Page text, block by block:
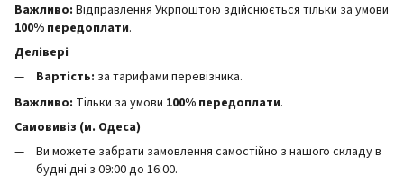
Важливо: Відправлення Укрпоштою здійснюється тільки за умови
100% передоплати.
Делівері
Вартість: за тарифами перевізника.
Важливо: Тільки за умови 100% передоплати.
Самовивіз (м. Одеса)
Ви можете забрати замовлення самостійно з нашого складу в
будні дні з 09:00 до 16:00.